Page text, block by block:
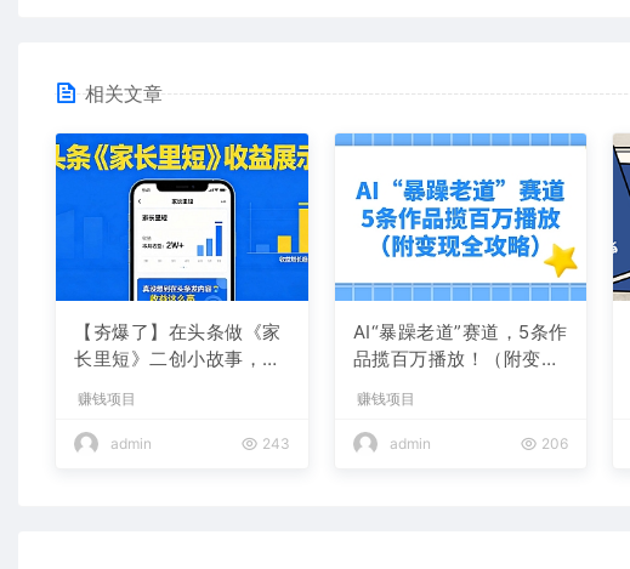
相关文章
【夯爆了】在头条做《家
长里短》二创小故事，这
赚钱项目
admin 243
AI“暴躁老道”赛道，5条作
品揽百万播放！（附变现
赚钱项目
admin 206